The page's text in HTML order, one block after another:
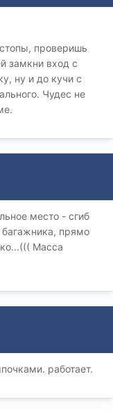
проверишь
замкни вход с
ну и до кучи с
Чудес не
место - сгиб
прямо
Масса
работает.